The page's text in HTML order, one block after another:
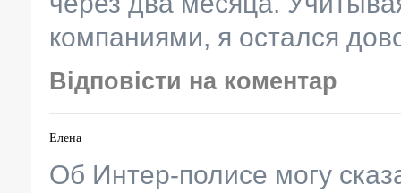
компаниями, я остался
Відповісти на коментар
Елена
Об Интер-полисе могу